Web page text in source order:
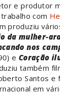
e produtor
com
produziu
da mulher-
nos
e Coração
também
Santos e
em